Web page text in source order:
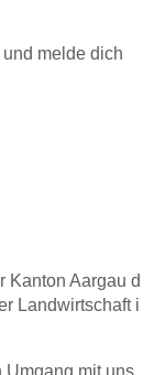
und melde dich